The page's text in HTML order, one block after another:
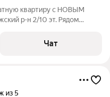
квартиру с НОВЫМ
эт. Рядом
Квартира полностью готова
Чат
из 5